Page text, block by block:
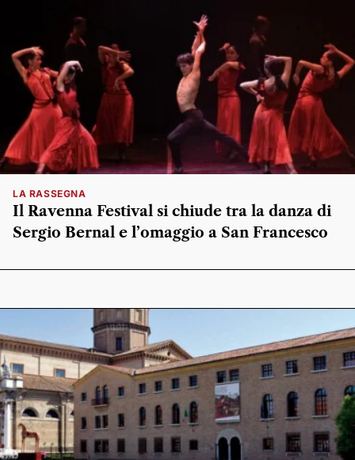
LA RASSEGNA
Il Ravenna Festival si chiude tra la danza di
Sergio Bernal e l’omaggio a San Francesco